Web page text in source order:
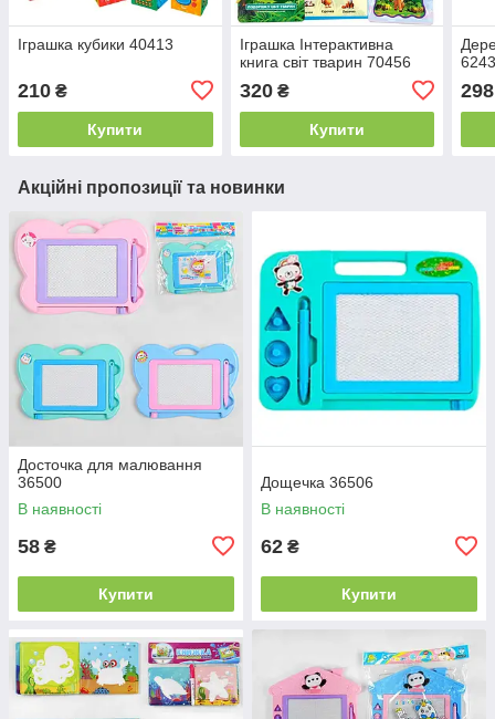
Іграшка кубики 40413
210 ₴
Купити
Іграшка Інтерактивна
книга світ тварин 70456
320₴
Купити
298
Акційні пропозиції та новинки
Досточка для малювання
36500
В наявності
58 ₴
Купити
Дощечка 36506
В наявності
62 ₴
Купити